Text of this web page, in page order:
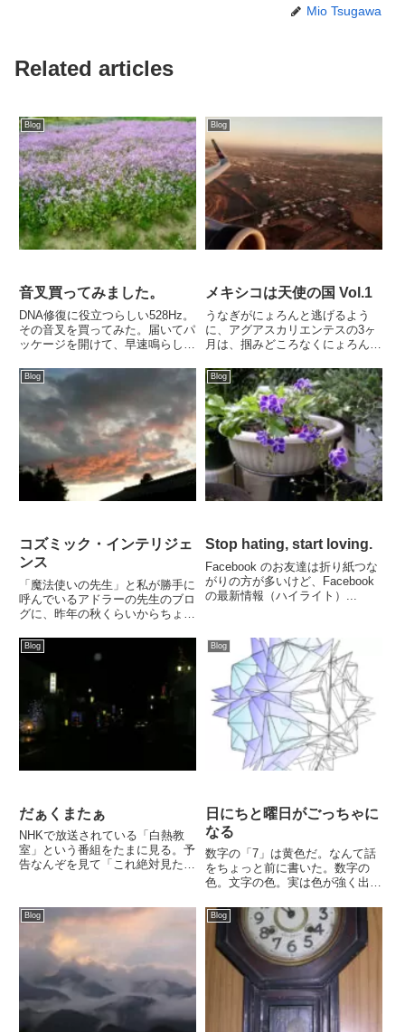
Mio Tsugawa
Related articles
Blog
音叉買ってみました。
DNA修復に役立つらしい528Hz。
その音叉を買ってみた。届いてパ
ッケージを開けて、早速鳴らして
Blog
メキシコは天使の国 Vol.1
うなぎがにょろんと逃げるよう
に、アグアスカリエンテスの3ヶ
月は、掴みどころなくにょろんと
Blog
コズミック・インテリジェ
ンス
「魔法使いの先生」と私が勝手に
呼んでいるアドラーの先生のブロ
グに、昨年の秋くらいからちょく
Blog
Stop hating, start loving.
Facebook のお友達は折り紙つな
がりの方が多いけど、Facebook
の最新情報（ハイライト）...
Blog
だぁくまたぁ
NHKで放送されている「白熱教
室」という番組をたまに見る。予
告なんぞを見て「これ絶対見た
Blog
日にちと曜日がごっちゃに
なる
数字の「7」は黄色だ。なんて話
をちょっと前に書いた。数字の
色。文字の色。実は色が強く出る
Blog Blog